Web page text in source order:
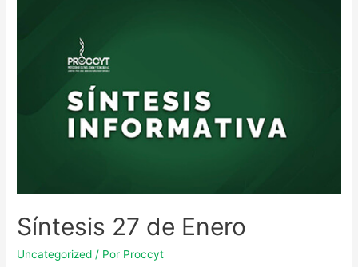
Síntesis 27 de Enero
Uncategorized / Por Proccyt